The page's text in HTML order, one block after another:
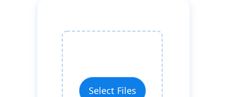
Select Files